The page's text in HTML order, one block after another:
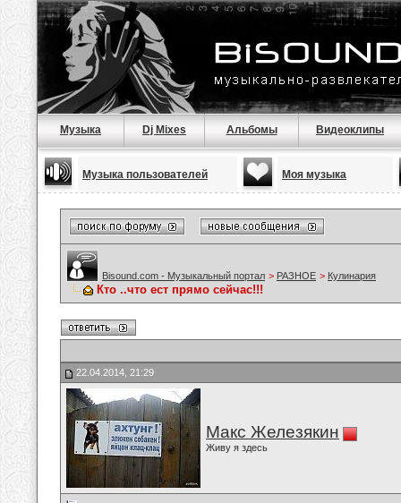
Музыка Dj Mixes Альбомы Видеоклипы
Музыка пользователей Моя музыка
Bisound.com - Музыкальный портал > РАЗНОЕ > Кулинария
Кто ..что ест прямо сейчас!!!
22.04.2014, 21:29
Макс Железякин
Живу я здесь